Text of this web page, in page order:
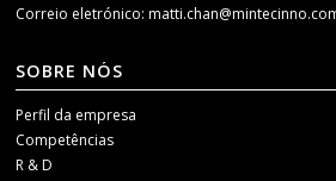
Correio eletrónico:
SOBRE NÓS
Perfil da empresa
Competências
R & D